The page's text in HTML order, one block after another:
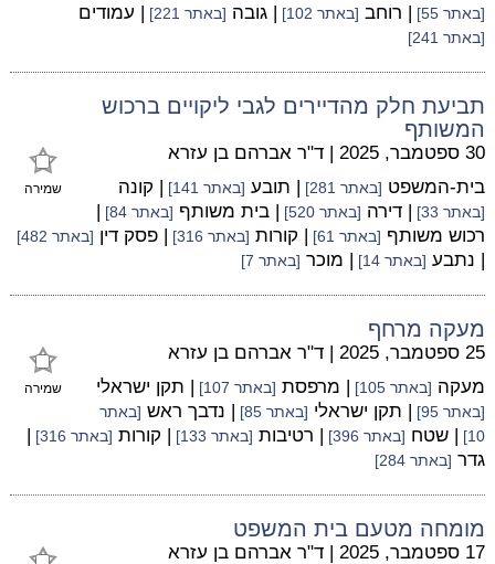
[באתר 55] | רוחב [באתר 102] | גובה [באתר 221] | עמודים
[באתר 241]
תביעת חלק מהדיירים לגבי ליקויים ברכוש
המשותף
שמירה
30 ספטמבר, 2025 | ד"ר אברהם בן עזרא
בית-המשפט [באתר 281] | תובע [באתר 141] | קונה
[באתר 33] | דירה [באתר 520] | בית משותף [באתר 84]
|
רכוש משותף [באתר 61] | קורות [באתר 316] | פסק דין [באתר 482]
| נתבע [באתר 14] | מוכר [באתר 7]
מעקה מרחף
שמירה
25 ספטמבר, 2025 | ד"ר אברהם בן עזרא
מעקה [באתר 105] | מרפסת [באתר 107] | תקן ישראלי
[באתר 95] | תקן ישראלי [באתר 85] | נדבך ראש [באתר
10]
| שטח [באתר 396] | רטיבות [באתר 133] | קורות [באתר 316]
|
גדר [באתר 284]
מומחה מטעם בית המשפט
17 ספטמבר, 2025 | ד"ר אברהם בן עזרא